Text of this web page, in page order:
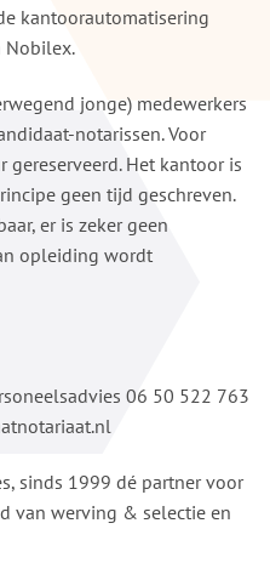
kantoorautomatisering
Nobilex.
jonge) medewerkers
notarissen. Voor
Het kantoor is
geen tijd geschreven.
er is zeker geen
opleiding wordt
06 50 522 763
sinds 1999 dé partner voor
van werving & selectie en